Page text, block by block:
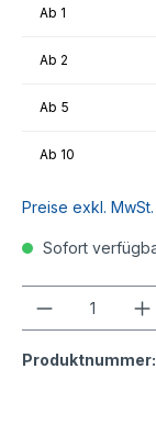
Ab 1
Ab 2
Ab 5
Ab 10
Preise exkl.
Sofort
Produktnummer: